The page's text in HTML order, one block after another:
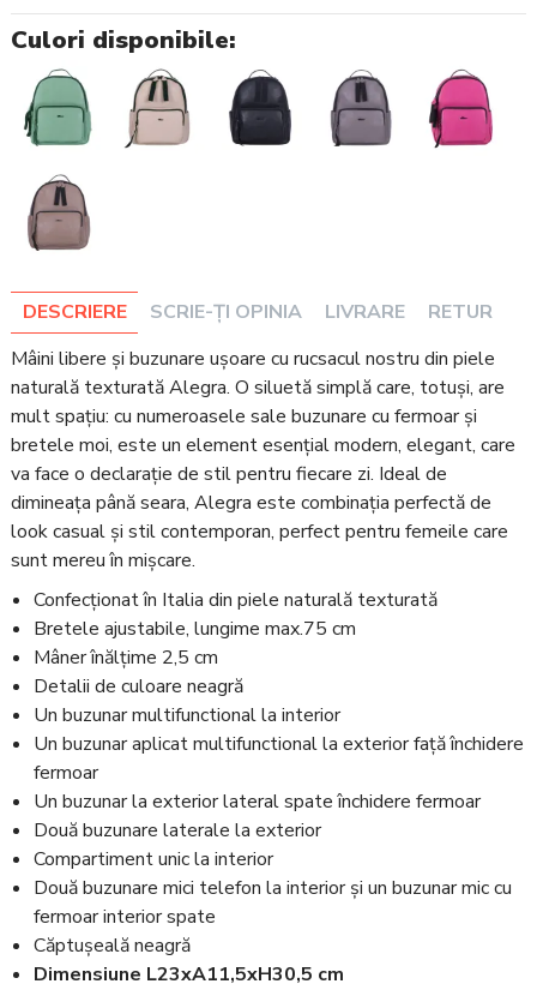
Culori disponibile:
DESCRIERE SCRIE-ȚI OPINIA LIVRARE
RETUR
Mâini libere și buzunare ușoare cu rucsacul nostru din piele
naturală texturată Alegra. O siluetă simplă care, totuși, are
mult spațiu: cu numeroasele sale buzunare cu fermoar și
bretele moi, este un element esențial modern, elegant, care
va face o declarație de stil pentru fiecare zi. Ideal de
dimineața până seara, Alegra este combinația perfectă de
look casual și stil contemporan, perfect pentru femeile care
sunt mereu în mișcare.
Confecționat în Italia din piele naturală texturată
Bretele ajustabile, lungime max.75 cm
Mâner înălțime 2,5 cm
Detalii de culoare neagră
Un buzunar multifunctional la interior
Un buzunar aplicat multifunctional la exterior față închidere
fermoar
Un buzunar la exterior lateral spate închidere fermoar
Două buzunare laterale la exterior
Compartiment unic la interior
Două buzunare mici telefon la interior și un buzunar mic cu
fermoar interior spate
Căptușeală neagră
Dimensiune L23xA11,5xH30,5 cm